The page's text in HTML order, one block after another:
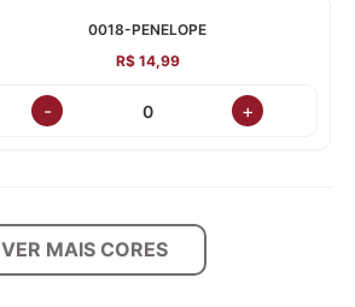
0018-PENELOPE
R$ 14,99
- +
VER MAIS CORES